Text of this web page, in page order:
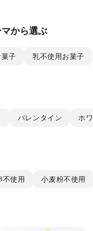
から選ぶ
子 乳不使用お菓子
バレンタイン ホ
不使用 小麦粉不使用